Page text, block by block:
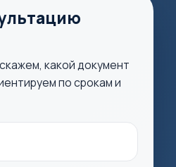
какой документ
по срокам и